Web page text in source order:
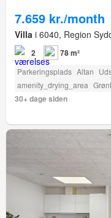
7.659 kr./month
Villa i 6040, Region
2 78 m²
Parkeringsplads Altan
amenity_drying_area
30+ dage siden